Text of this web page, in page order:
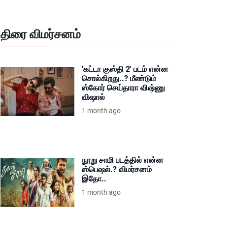
திரை விமர்சனம்
'கட்டா குஸ்தி 2' படம் என்ன
சொல்கிறது..? மீண்டும்
ஸ்கோர் செய்தாரா விஷ்ணு
விஷால்
1 month ago
நூறு சாமி படத்தில் என்ன
ஸ்பெஷல்.? விமர்சனம்
இதோ..
1 month ago